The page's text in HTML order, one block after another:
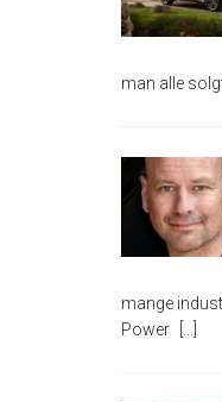
man alle
mange
Power